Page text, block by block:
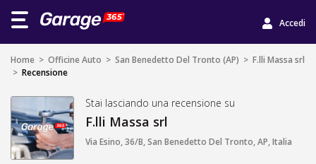
Accedi
Home > Officine Auto > San Benedetto Del Tronto (AP) > F.lli Massa srl
> Recensione
Stai lasciando una recensione su
F.lli Massa srl
Via Esino, 36/B, San Benedetto Del Tronto, AP, Italia